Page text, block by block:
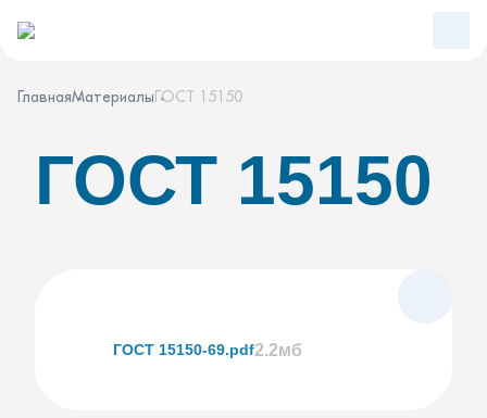
ГлавнаяМатериалыГОСТ 15150
ГОСТ 15150
ГОСТ 15150-69.pdf2.2мб